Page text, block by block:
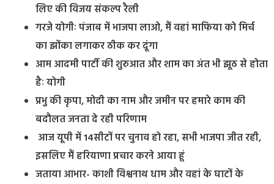
लिए की विजय संकल्प रैली
गरजे योगीः पंजाब में भाजपा लाओ, मैं वहां माफिया को मिर्च
का झोंका लगाकर ठीक कर दूंगा
आम आदमी पार्टी की शुरुआत और शाम का अंत भी झूठ से होता
हैः योगी
प्रभु की कृपा, मोदी का नाम और जमीन पर हमारे काम की
बदौलत जनता दे रही परिणाम
आज यूपी में 14सीटों पर चुनाव हो रहा, सभी भाजपा जीत रही,
इसलिए मैं हरियाणा प्रचार करने आया हूं
जताया आभार- काशी विश्वनाथ धाम और वहां के घाटों के